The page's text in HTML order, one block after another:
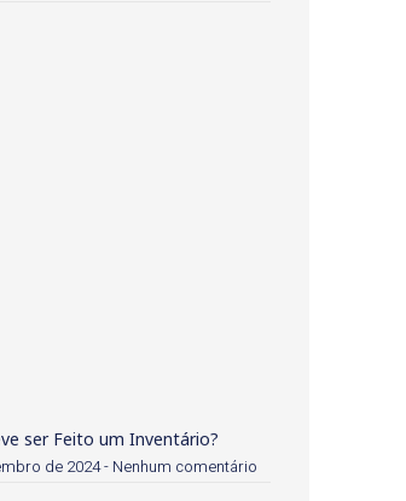
ser Feito um Inventário?
de 2024 Nenhum comentário